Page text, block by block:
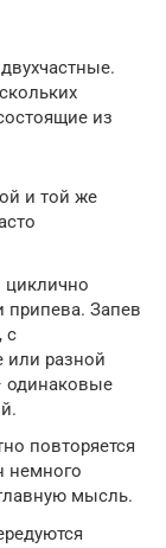
из
и той же
циклично
припева. Запев
с
или разной
одинаковые
повторяется
немного
мысль.